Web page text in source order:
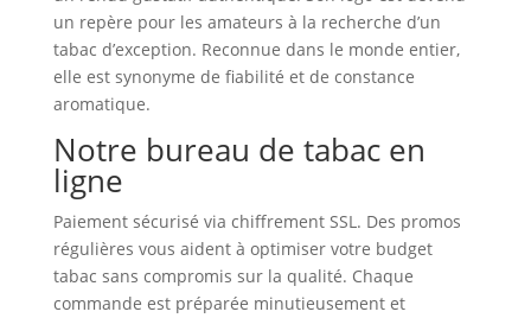
un repère pour les amateurs à la recherche d’un
tabac d’exception. Reconnue dans le monde entier,
elle est synonyme de fiabilité et de constance
aromatique.
Notre bureau de tabac en
ligne
Paiement sécurisé via chiffrement SSL. Des promos
régulières vous aident à optimiser votre budget
tabac sans compromis sur la qualité. Chaque
commande est préparée minutieusement et